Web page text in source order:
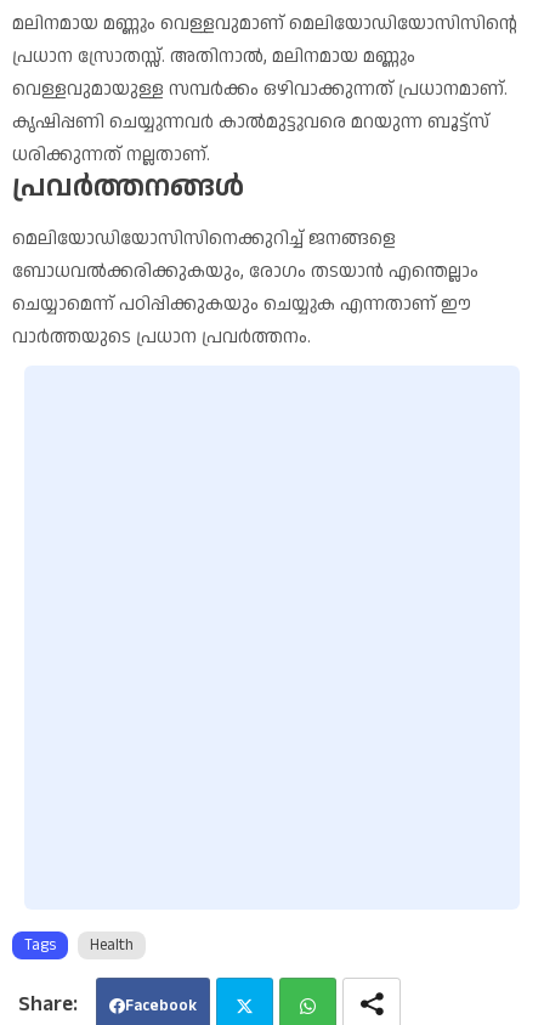
മലിനമായ മണ്ണും വെള്ളവുമാണ് മെലിയോഡിയോസിസിന്റെ
പ്രധാന സ്രോതസ്സ്. അതിനാൽ, മലിനമായ മണ്ണും
വെള്ളവുമായുള്ള സമ്പർക്കം ഒഴിവാക്കുന്നത് പ്രധാനമാണ്.
കൃഷിപ്പണി ചെയ്യുന്നവർ കാൽമുട്ടുവരെ മറയുന്ന ബൂട്ട്സ്
ധരിക്കുന്നത് നല്ലതാണ്.
പ്രവർത്തനങ്ങൾ
മെലിയോഡിയോസിസിനെക്കുറിച്ച് ജനങ്ങളെ
ബോധവൽക്കരിക്കുകയും, രോഗം തടയാൻ എന്തെല്ലാം
ചെയ്യാമെന്ന് പഠിപ്പിക്കുകയും ചെയ്യുക എന്നതാണ് ഈ
വാർത്തയുടെ പ്രധാന പ്രവർത്തനം.
Tags Health
Facebook